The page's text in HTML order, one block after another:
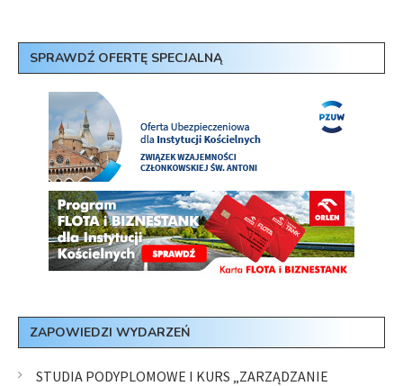
SPRAWDŹ OFERTĘ SPECJALNĄ
ZAPOWIEDZI WYDARZEŃ
STUDIA PODYPLOMOWE I KURS „ZARZĄDZANIE